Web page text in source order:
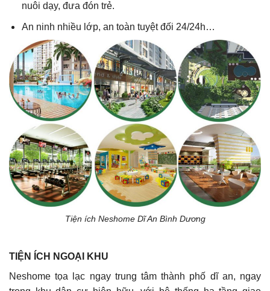
nuôi dạy, đưa đón trẻ.
An ninh nhiều lớp, an toàn tuyệt đối 24/24h…
Tiện ích Neshome Dĩ An Bình Dương
TIỆN ÍCH NGOẠI KHU
Neshome tọa lạc ngay trung tâm thành phố dĩ an, ngay